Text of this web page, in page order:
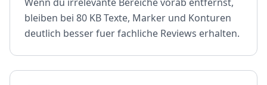
bleiben bei 80 KB Texte, Marker und Konturen
deutlich besser fuer fachliche Reviews erhalten.